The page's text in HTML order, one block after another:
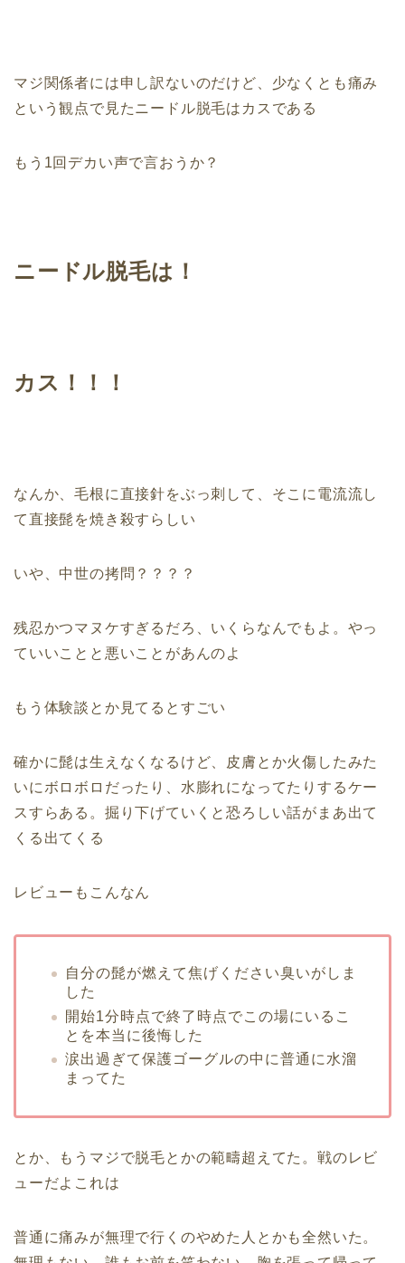
マジ関係者には申し訳ないのだけど、少なくとも痛み
という観点で見たニードル脱毛はカスである
もう1回デカい声で言おうか？
ニードル脱毛は！
カス！！！
なんか、毛根に直接針をぶっ刺して、そこに電流流し
て直接髭を焼き殺すらしい
いや、中世の拷問？？？？
残忍かつマヌケすぎるだろ、いくらなんでもよ。やっ
ていいことと悪いことがあんのよ
もう体験談とか見てるとすごい
確かに髭は生えなくなるけど、皮膚とか火傷したみた
いにボロボロだったり、水膨れになってたりするケー
スすらある。掘り下げていくと恐ろしい話がまあ出て
くる出てくる
レビューもこんなん
自分の髭が燃えて焦げください臭いがしま
した
開始1分時点で終了時点でこの場にいるこ
とを本当に後悔した
涙出過ぎて保護ゴーグルの中に普通に水溜
まってた
とか、もうマジで脱毛とかの範疇超えてた。戦のレビ
ューだよこれは
普通に痛みが無理で行くのやめた人とかも全然いた。